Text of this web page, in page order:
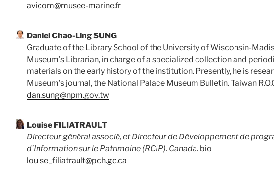
avicom@musee-marine.fr
Daniel Chao-Ling SUNG
Graduate of the Library School of the University of Wisconsin-
Museum’s Librarian, in charge of a specialized collection and
materials on the early history of the institution. Presently, he is
Museum’s journal, the National Palace Museum Bulletin. Taiwan
dan.sung@npm.gov.tw
Louise FILIATRAULT
Directeur général associé, et Directeur de Développement de
d’Information sur le Patrimoine (RCIP). Canada. bio
louise_filiatrault@pch.gc.ca